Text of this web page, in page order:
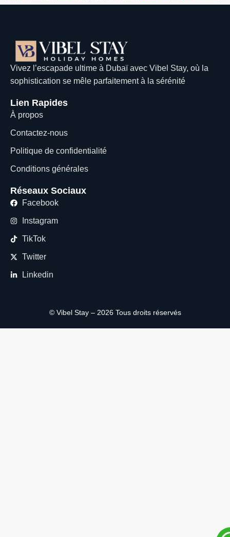
Vivez l’escapade ultime à Dubaï avec Vibel Stay, où la
sophistication se mêle parfaitement à la sérénité
Lien Rapides
À propos
Contactez-nous
Politique de confidentialité
Conditions générales
Réseaux Sociaux
Facebook
Instagram
TikTok
Twitter
Linkedin
© Vibel Stay – 2026 Tous droits réservés